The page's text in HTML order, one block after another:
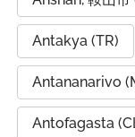
Antakya (TR)
Antananarivo
Antofagasta